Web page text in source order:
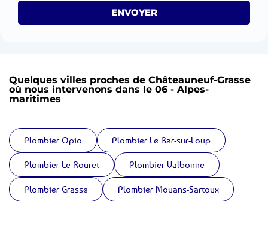
ENVOYER
Quelques villes proches de Châteauneuf-Grasse
où nous intervenons dans le 06 - Alpes-
maritimes
Plombier Opio Plombier Le Bar-sur-Loup
Plombier Le Rouret Plombier Valbonne
Plombier Grasse Plombier Mouans-Sartoux